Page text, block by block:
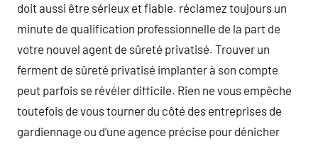
doit aussi être sérieux et fiable. réclamez toujours un
minute de qualification professionnelle de la part de
votre nouvel agent de sûreté privatisé. Trouver un
ferment de sûreté privatisé implanter à son compte
peut parfois se révéler difficile. Rien ne vous empêche
toutefois de vous tourner du côté des entreprises de
gardiennage ou d’une agence précise pour dénicher